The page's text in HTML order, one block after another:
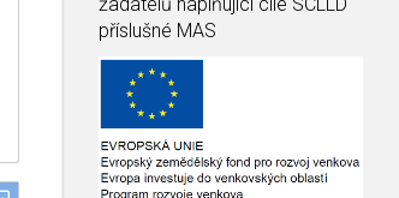
příslušné MAS